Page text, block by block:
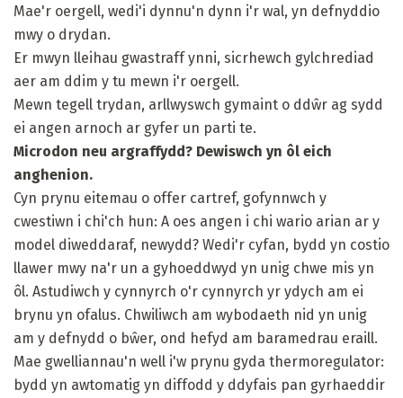
Mae'r oergell, wedi'i dynnu'n dynn i'r wal, yn defnyddio
mwy o drydan.
Er mwyn lleihau gwastraff ynni, sicrhewch gylchrediad
aer am ddim y tu mewn i'r oergell.
Mewn tegell trydan, arllwyswch gymaint o ddŵr ag sydd
ei angen arnoch ar gyfer un parti te.
Microdon neu argraffydd? Dewiswch yn ôl eich
anghenion.
Cyn prynu eitemau o offer cartref, gofynnwch y
cwestiwn i chi'ch hun: A oes angen i chi wario arian ar y
model diweddaraf, newydd? Wedi'r cyfan, bydd yn costio
llawer mwy na'r un a gyhoeddwyd yn unig chwe mis yn
ôl. Astudiwch y cynnyrch o'r cynnyrch yr ydych am ei
brynu yn ofalus. Chwiliwch am wybodaeth nid yn unig
am y defnydd o bŵer, ond hefyd am baramedrau eraill.
Mae gwelliannau'n well i'w prynu gyda thermoregulator:
bydd yn awtomatig yn diffodd y ddyfais pan gyrhaeddir